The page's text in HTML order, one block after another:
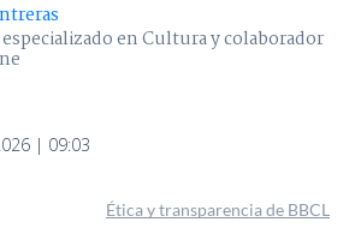
en Cultura y colaborador
| 09:03
Ética y transparencia de BBCL